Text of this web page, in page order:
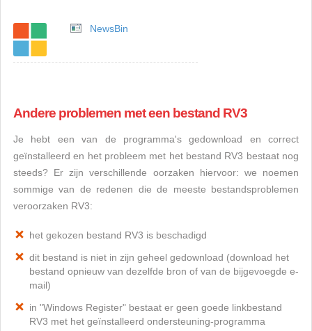
NewsBin
Andere problemen met een bestand RV3
Je hebt een van de programma's gedownload en correct
geïnstalleerd en het probleem met het bestand RV3 bestaat nog
steeds? Er zijn verschillende oorzaken hiervoor: we noemen
sommige van de redenen die de meeste bestandsproblemen
veroorzaken RV3:
het gekozen bestand RV3 is beschadigd
dit bestand is niet in zijn geheel gedownload (download het
bestand opnieuw van dezelfde bron of van de bijgevoegde e-
mail)
in "Windows Register" bestaat er geen goede linkbestand
RV3 met het geïnstalleerd ondersteuning-programma